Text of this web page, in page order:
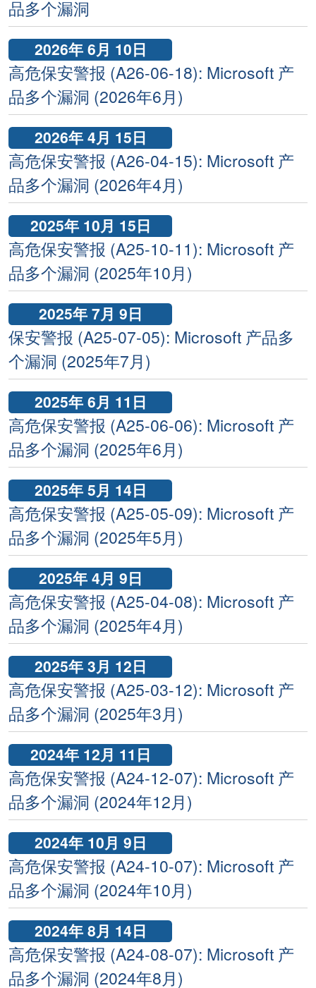
品多个漏洞
2026年 6月 10日
高危保安警报 (A26-06-18): Microsoft 产
品多个漏洞 (2026年6月)
2026年 4月 15日
高危保安警报 (A26-04-15): Microsoft 产
品多个漏洞 (2026年4月)
2025年 10月 15日
高危保安警报 (A25-10-11): Microsoft 产
品多个漏洞 (2025年10月)
2025年 7月 9日
保安警报 (A25-07-05): Microsoft 产品多
个漏洞 (2025年7月)
2025年 6月 11日
高危保安警报 (A25-06-06): Microsoft 产
品多个漏洞 (2025年6月)
2025年 5月 14日
高危保安警报 (A25-05-09): Microsoft 产
品多个漏洞 (2025年5月)
2025年 4月 9日
高危保安警报 (A25-04-08): Microsoft 产
品多个漏洞 (2025年4月)
2025年 3月 12日
高危保安警报 (A25-03-12): Microsoft 产
品多个漏洞 (2025年3月)
2024年 12月 11日
高危保安警报 (A24-12-07): Microsoft 产
品多个漏洞 (2024年12月)
2024年 10月 9日
高危保安警报 (A24-10-07): Microsoft 产
品多个漏洞 (2024年10月)
2024年 8月 14日
高危保安警报 (A24-08-07): Microsoft 产
品多个漏洞 (2024年8月)